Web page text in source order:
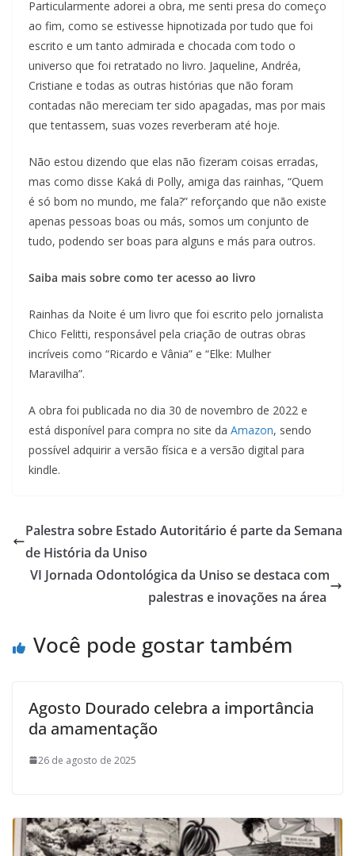
Particularmente adorei a obra, me senti presa do começo
ao fim, como se estivesse hipnotizada por tudo que foi
escrito e um tanto admirada e chocada com todo o
universo que foi retratado no livro. Jaqueline, Andréa,
Cristiane e todas as outras histórias que não foram
contadas não mereciam ter sido apagadas, mas por mais
que tentassem, suas vozes reverberam até hoje.
Não estou dizendo que elas não fizeram coisas erradas,
mas como disse Kaká di Polly, amiga das rainhas, “Quem
é só bom no mundo, me fala?” reforçando que não existe
apenas pessoas boas ou más, somos um conjunto de
tudo, podendo ser boas para alguns e más para outros.
Saiba mais sobre como ter acesso ao livro
Rainhas da Noite é um livro que foi escrito pelo jornalista
Chico Felitti, responsável pela criação de outras obras
incríveis como “Ricardo e Vânia” e “Elke: Mulher
Maravilha”.
A obra foi publicada no dia 30 de novembro de 2022 e
está disponível para compra no site da Amazon, sendo
possível adquirir a versão física e a versão digital para
kindle.
Palestra sobre Estado Autoritário é parte da Semana
de História da Uniso
VI Jornada Odontológica da Uniso se destaca com
palestras e inovações na área
Você pode gostar também
Agosto Dourado celebra a importância
da amamentação
26 de agosto de 2025